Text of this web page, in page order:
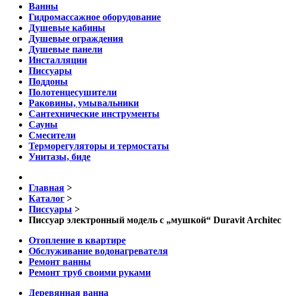
Ванны
Гидромассажное оборудование
Душевые кабины
Душевые ограждения
Душевые панели
Инсталляции
Писсуары
Поддоны
Полотенцесушители
Раковины, умывальники
Сантехнические инструменты
Сауны
Смесители
Терморегуляторы и термостаты
Унитазы, биде
Главная >
Каталог >
Писсуары >
Писсуар электронный модель с „мушкой“ Duravit Architec
Отопление в квартире
Обслуживание водонагревателя
Ремонт ванны
Ремонт труб своими руками
Деревянная ванна